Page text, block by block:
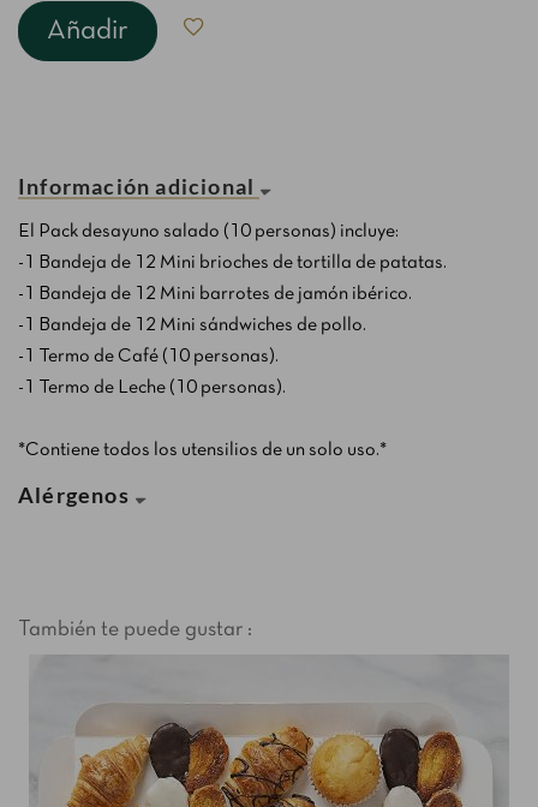
Añadir
Información adicional
El Pack desayuno salado (10 personas) incluye:
-1 Bandeja de 12 Mini brioches de tortilla de patatas.
-1 Bandeja de 12 Mini barrotes de jamón ibérico.
-1 Bandeja de 12 Mini sándwiches de pollo.
-1 Termo de Café (10 personas).
-1 Termo de Leche (10 personas).
*Contiene todos los utensilios de un solo uso.*
Alérgenos
También te puede gustar :